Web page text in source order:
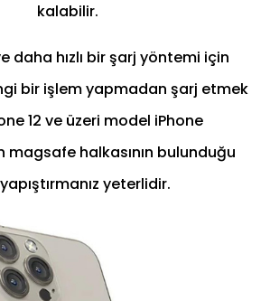
kalabilir.
daha hızlı bir şarj yöntemi için
bir işlem yapmadan şarj etmek
12 ve üzeri model iPhone
magsafe halkasının bulunduğu
yeterlidir.